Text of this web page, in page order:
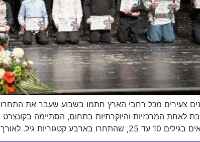
ונגנים צעירים מכל רחבי הארץ חתמו בשבוע שעבר את
קטגוריות גיל. לאורך ימי […]